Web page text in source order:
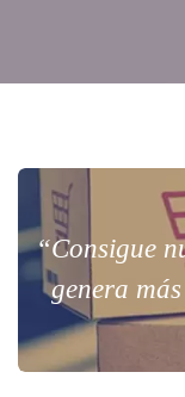
“Consigue
genera